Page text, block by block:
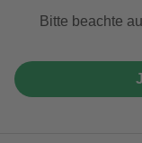
Bitte beachte